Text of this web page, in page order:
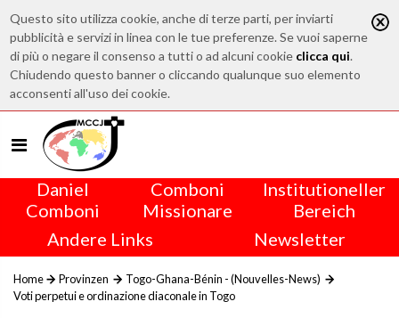
Questo sito utilizza cookie, anche di terze parti, per inviarti
pubblicità e servizi in linea con le tue preferenze. Se vuoi saperne
di più o negare il consenso a tutti o ad alcuni cookie clicca qui.
Chiudendo questo banner o cliccando qualunque suo elemento
acconsenti all'uso dei cookie.
Daniel
Comboni
Comboni
Missionare
Institutioneller
Bereich
Andere Links
Newsletter
Home Provinzen
Togo-Ghana-Bénin - (Nouvelles-News)
Voti perpetui e ordinazione diaconale in Togo